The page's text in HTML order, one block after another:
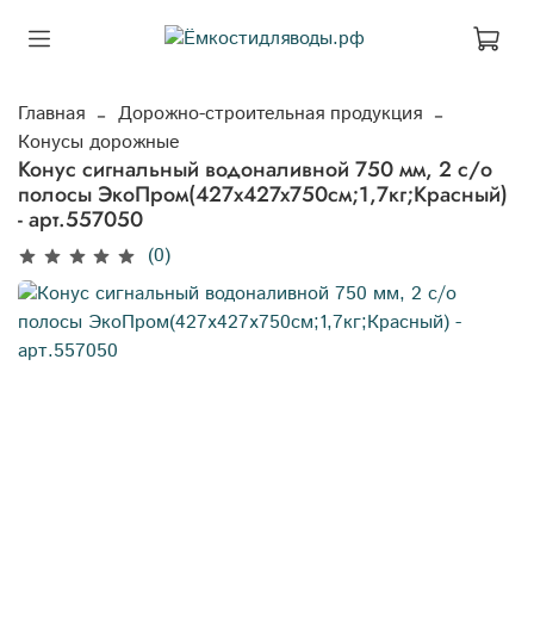
Главная
Дорожно-строительная продукция
Конусы дорожные
Конус сигнальный водоналивной 750 мм, 2 с/о
полосы ЭкоПром(427x427x750см;1,7кг;Красный)
- арт.557050
(0)